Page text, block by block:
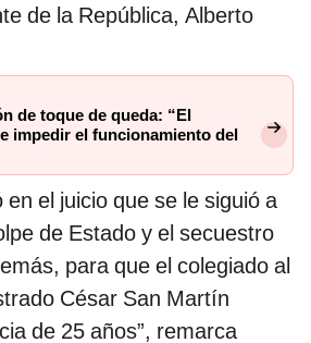
de la República, Alberto
de toque de queda: “El
impedir el funcionamiento del
en el juicio que se le siguió a
de Estado y el secuestro
para que el colegiado al
César San Martín
de 25 años”, remarca